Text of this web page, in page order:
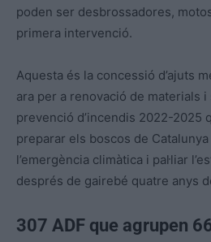
poden ser desbrossadores,
primera intervenció.
Aquesta és la concessió d’ajuts
ara per a renovació de materials i
prevenció d’incendis 2022-2025
preparar els boscos de
l’emergència climàtica i pal·liar
després de gairebé quatre anys
307 ADF que agrupen